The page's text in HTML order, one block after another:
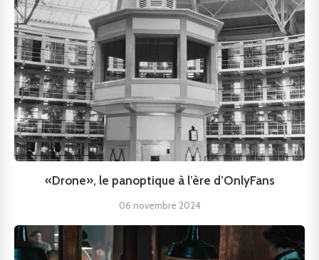
«Drone», le panoptique à l’ère d’OnlyFans
06 novembre 2024